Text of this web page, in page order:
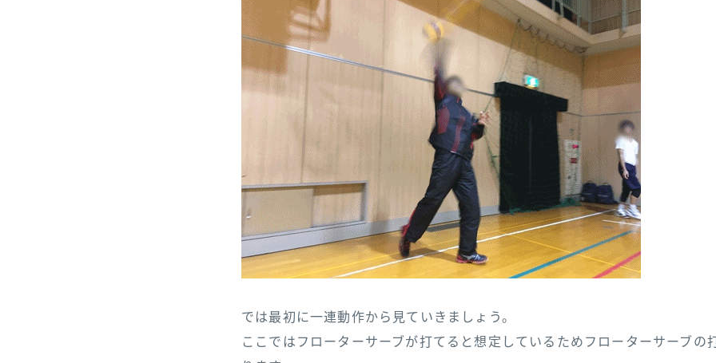
では最初に一連動作から見ていきましょう。
ここではフローターサーブが打てると想定しているためフローターサーブの